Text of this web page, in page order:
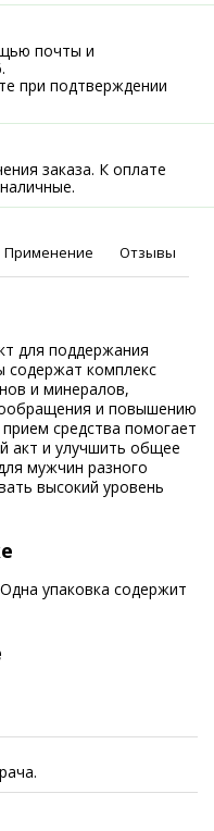
почты и
при подтверждении
заказа. К оплате
Применение Отзывы
для поддержания
содержат комплекс
и минералов,
и повышению
средства помогает
акт и улучшить общее
мужчин разного
высокий уровень
упаковка содержит